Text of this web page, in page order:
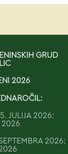
KOŠARICA JE
GRUD
2026
JULIJA 2026:
2026
2026: